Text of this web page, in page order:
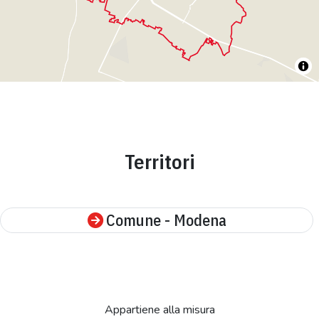
Territori
Comune - Modena
Appartiene alla misura